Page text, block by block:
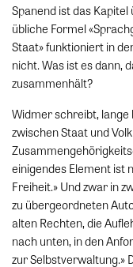
Spanend ist das Kapitel
übliche Formel
Staat» funktioniert in
nicht. Was ist es dann,
zusammenhält?
Widmer schreibt, lange
zwischen Staat und
einigendes Element ist
Freiheit.» Und zwar in
zu übergeordneten
alten Rechten, die
nach unten, in den
zur Selbstverwaltung.»